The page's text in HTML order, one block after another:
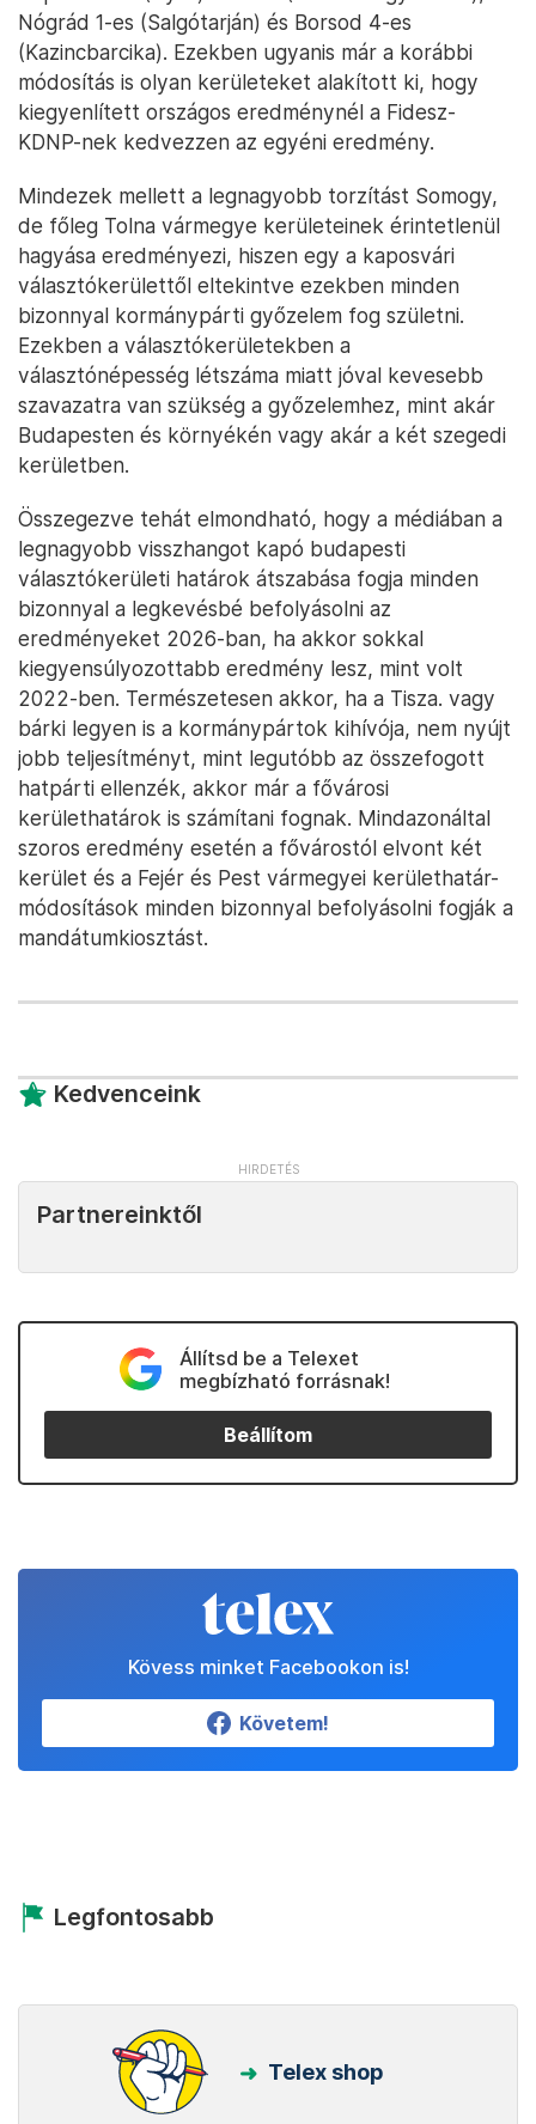
Nógrád 1-es (Salgótarján) és Borsod 4-es
(Kazincbarcika). Ezekben ugyanis már a korábbi
módosítás is olyan kerületeket alakított ki, hogy
kiegyenlített országos eredménynél a Fidesz-
KDNP-nek kedvezzen az egyéni eredmény.
Mindezek mellett a legnagyobb torzítást Somogy,
de főleg Tolna vármegye kerületeinek érintetlenül
hagyása eredményezi, hiszen egy a kaposvári
választókerülettől eltekintve ezekben minden
bizonnyal kormánypárti győzelem fog születni.
Ezekben a választókerületekben a
választónépesség létszáma miatt jóval kevesebb
szavazatra van szükség a győzelemhez, mint akár
Budapesten és környékén vagy akár a két szegedi
kerületben.
Összegezve tehát elmondható, hogy a médiában a
legnagyobb visszhangot kapó budapesti
választókerületi határok átszabása fogja minden
bizonnyal a legkevésbé befolyásolni az
eredményeket 2026-ban, ha akkor sokkal
kiegyensúlyozottabb eredmény lesz, mint volt
2022-ben. Természetesen akkor, ha a Tisza. vagy
bárki legyen is a kormánypártok kihívója, nem nyújt
jobb teljesítményt, mint legutóbb az összefogott
hatpárti ellenzék, akkor már a fővárosi
kerülethatárok is számítani fognak. Mindazonáltal
szoros eredmény esetén a fővárostól elvont két
kerület és a Fejér és Pest vármegyei kerülethatár-
módosítások minden bizonnyal befolyásolni fogják a
mandátumkiosztást.
Kedvenceink
Partnereinktől
Állítsd be a Telexet
megbízható forrásnak!
Beállítom
Kövess minket Facebookon is!
Követem!
Legfontosabb
Telex shop